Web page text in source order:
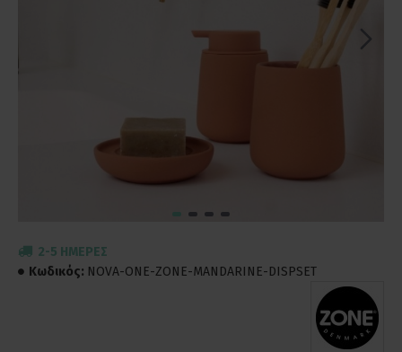
2-5 ΗΜΈΡΕΣ
Κωδικός: NOVA-ONE-ZONE-MANDARINE-DISPSET